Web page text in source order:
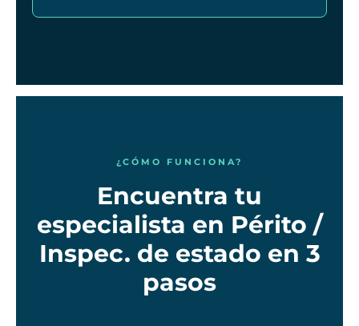
¿CÓMO FUNCIONA?
Encuentra tu
especialista en Périto /
Inspec. de estado en 3
pasos